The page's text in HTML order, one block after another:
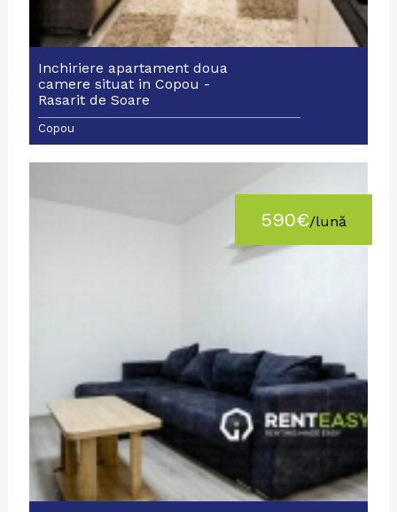
Inchiriere apartament doua
camere situat in Copou -
Rasarit de Soare
Copou
590€/lună